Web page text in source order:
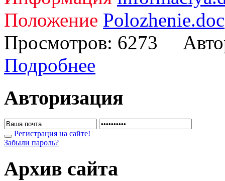
Положение Polozhenie.doc
Просмотров: 6273
Подробнее
Авторизация
Регистрация на сайте!
Забыли пароль?
Архив сайта